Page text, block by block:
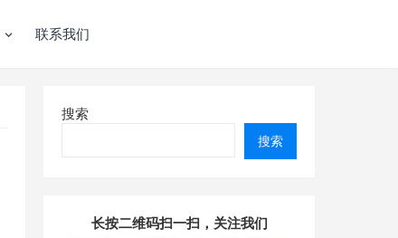
联系我们
搜索
搜索
长按二维码扫一扫，关注我们